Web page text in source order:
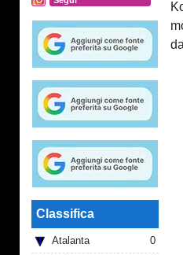
Classifica
Atalanta
0